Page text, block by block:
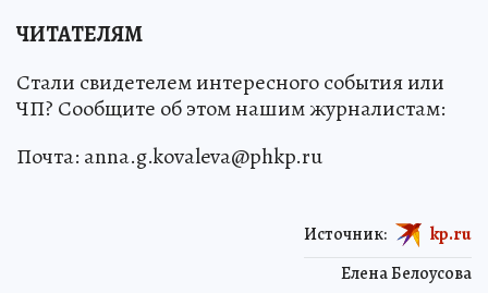
ЧИТАТЕЛЯМ
Стали свидетелем интересного события или
ЧП? Сообщите об этом нашим журналистам:
Почта: anna.g.kovaleva@phkp.ru
Елена Белоусова
Источник: kp.ru